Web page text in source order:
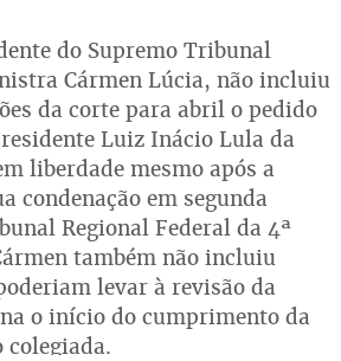
do Supremo Tribunal
Cármen Lúcia, não incluiu
da corte para abril o pedido
Luiz Inácio Lula da
liberdade mesmo após a
condenação em segunda
Regional Federal da 4ª
também não incluiu
levar à revisão da
o início do cumprimento da
colegiada.